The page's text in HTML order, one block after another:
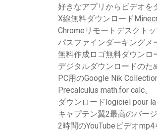
好きなアプリからビデオを
X線無料ダウンロード
Chromeリモートデスクト
パスファインダーキングメ
無料作成ロゴ無料ダウンロ
デジタルダウンロードのた
PC用のGoogle Nik
Precalculus math.for calc
ダウンロードlogiciel pour
キャプテン翼2最高のバー
2時間のYouTubeビデオ